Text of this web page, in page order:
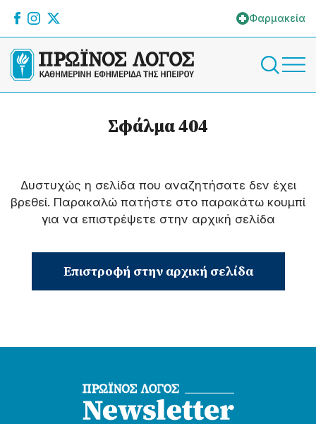
Φαρμακεία
Σφάλμα 404
Δυστυχώς η σελίδα που αναζητήσατε δεν έχει
βρεθεί. Παρακαλώ πατήστε στο παρακάτω κουμπί
για να επιστρέψετε στην αρχική σελίδα
Επιστροφή στην αρχική σελίδα